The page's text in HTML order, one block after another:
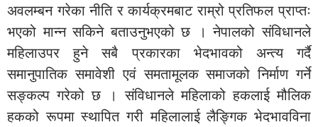
अवलम्बन गरेका नीति र कार्यक्रमबाट राम्रो प्रतिफल प्राप्तः
भएको मान्न सकिने बताउनुभएको छ । नेपालको संविधानले
महिलाउपर हुने सबै प्रकारका भेदभावको अन्त्य गर्दै
समानुपातिक समावेशी एवं समतामूलक समाजको निर्माण गर्ने
सङ्कल्प गरेको छ । संविधानले महिलाको हकलाई मौलिक
हकको रूपमा स्थापित गरी महिलालाई लैङ्गिक भेदभावविना